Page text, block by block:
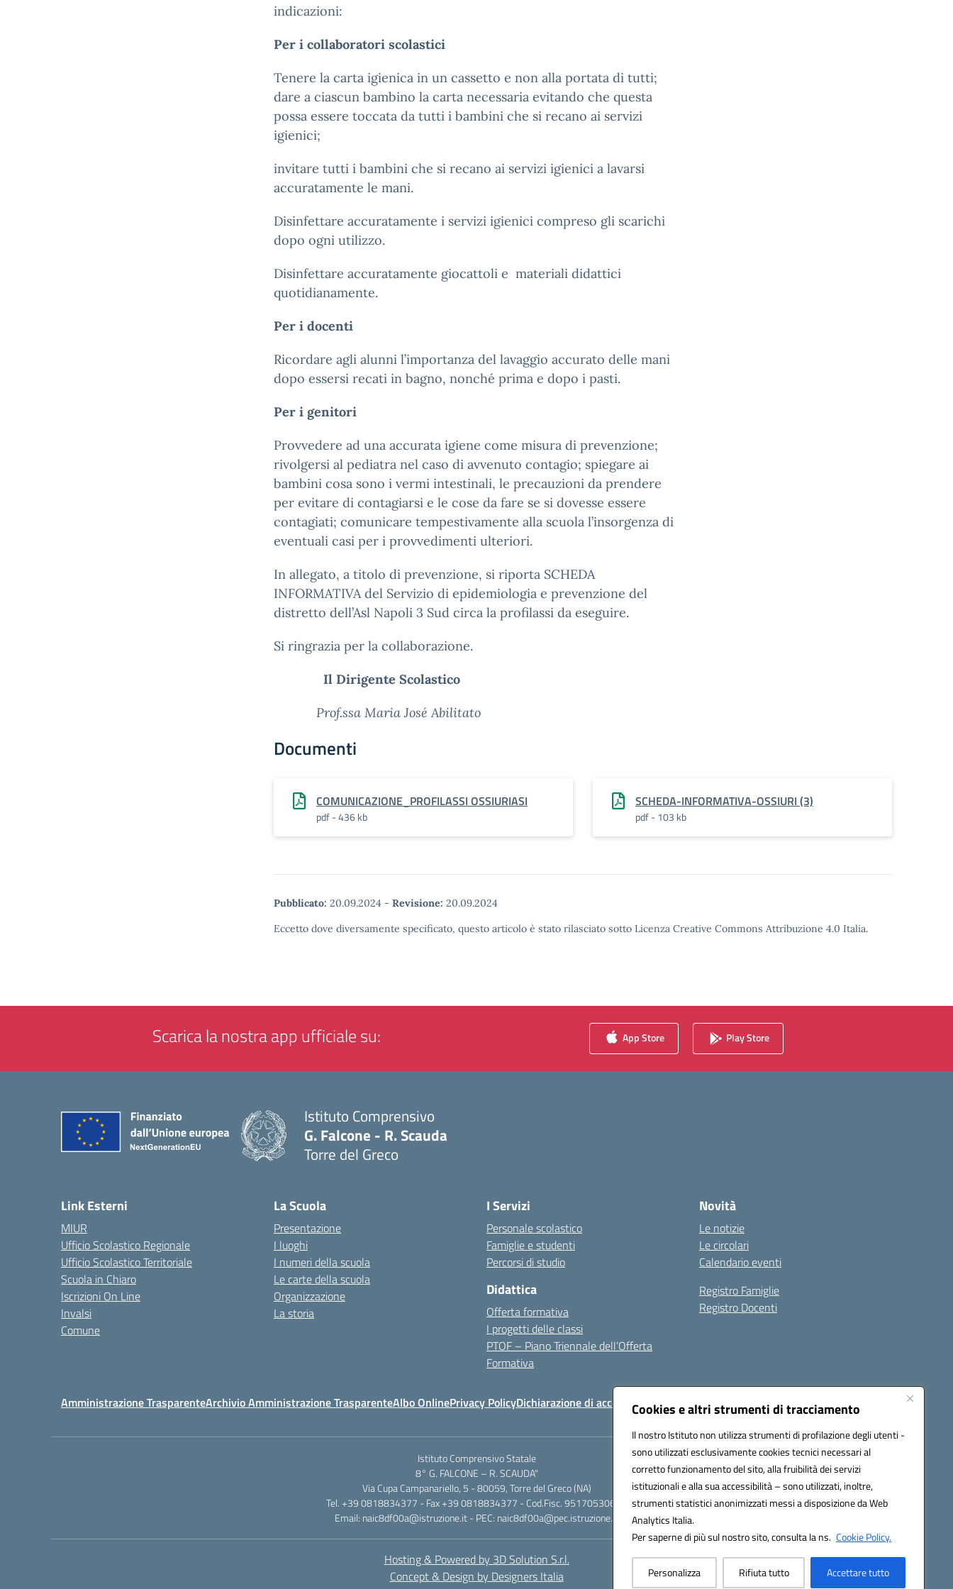
Cookies e altri strumenti di tracciamento
Il nostro Istituto non utilizza strumenti di profilazione degli utenti -
sono utilizzati esclusivamente cookies tecnici necessari al
corretto funzionamento del sito, alla fruibilità dei servizi
istituzionali e alla sua accessibilità – sono utilizzati, inoltre,
strumenti statistici anonimizzati messi a disposizione da Web
Analytics Italia.
Per saperne di più sul nostro sito, consulta la ns. Cookie Policy.
Personalizza Rifiuta tutto Accettare tutto
indicazioni:
Per i collaboratori scolastici
Tenere la carta igienica in un cassetto e non alla portata di tutti;
dare a ciascun bambino la carta necessaria evitando che questa
possa essere toccata da tutti i bambini che si recano ai servizi
igienici;
invitare tutti i bambini che si recano ai servizi igienici a lavarsi
accuratamente le mani.
Disinfettare accuratamente i servizi igienici compreso gli scarichi
dopo ogni utilizzo.
Disinfettare accuratamente giocattoli e materiali didattici
quotidianamente.
Per i docenti
Ricordare agli alunni l’importanza del lavaggio accurato delle mani
dopo essersi recati in bagno, nonché prima e dopo i pasti.
Per i genitori
Provvedere ad una accurata igiene come misura di prevenzione;
rivolgersi al pediatra nel caso di avvenuto contagio; spiegare ai
bambini cosa sono i vermi intestinali, le precauzioni da prendere
per evitare di contagiarsi e le cose da fare se si dovesse essere
contagiati; comunicare tempestivamente alla scuola l’insorgenza di
eventuali casi per i provvedimenti ulteriori.
In allegato, a titolo di prevenzione, si riporta SCHEDA
INFORMATIVA del Servizio di epidemiologia e prevenzione del
distretto dell’Asl Napoli 3 Sud circa la profilassi da eseguire.
Si ringrazia per la collaborazione.
Il Dirigente Scolastico
Prof.ssa Maria José Abilitato
Documenti
COMUNICAZIONE_PROFILASSI OSSIURIASI
pdf - 436 kb
SCHEDA-INFORMATIVA-OSSIURI (3)
pdf - 103 kb
Pubblicato: 20.09.2024 - Revisione: 20.09.2024
Eccetto dove diversamente specificato, questo articolo è stato rilasciato sotto Licenza Creative Commons Attribuzione 4.0 Italia.
Scarica la nostra app ufficiale su: App Store Play Store
Istituto Comprensivo
G. Falcone - R. Scauda
Torre del Greco
Link Esterni
MIUR
Ufficio Scolastico Regionale
Ufficio Scolastico Territoriale
Scuola in Chiaro
Iscrizioni On Line
Invalsi
Comune
La Scuola
Presentazione
I luoghi
I numeri della scuola
Le carte della scuola
Organizzazione
La storia
I Servizi
Personale scolastico
Famiglie e studenti
Percorsi di studio
Didattica
Offerta formativa
I progetti delle classi
PTOF – Piano Triennale dell’Offerta
Formativa
Novità
Le notizie
Le circolari
Calendario eventi
Registro Famiglie
Registro Docenti
Amministrazione TrasparenteArchivio Amministrazione TrasparenteAlbo OnlinePrivacy PolicyDichiarazione di accessibilità Note legali
Istituto Comprensivo Statale
8° G. FALCONE – R. SCAUDA"
Via Cupa Campanariello, 5 - 80059, Torre del Greco (NA)
Tel. +39 0818834377 - Fax +39 0818834377 - Cod.Fisc. 95170530638
Email: naic8df00a@istruzione.it - PEC: naic8df00a@pec.istruzione.it
Hosting & Powered by 3D Solution S.r.l.
Concept & Design by Designers Italia